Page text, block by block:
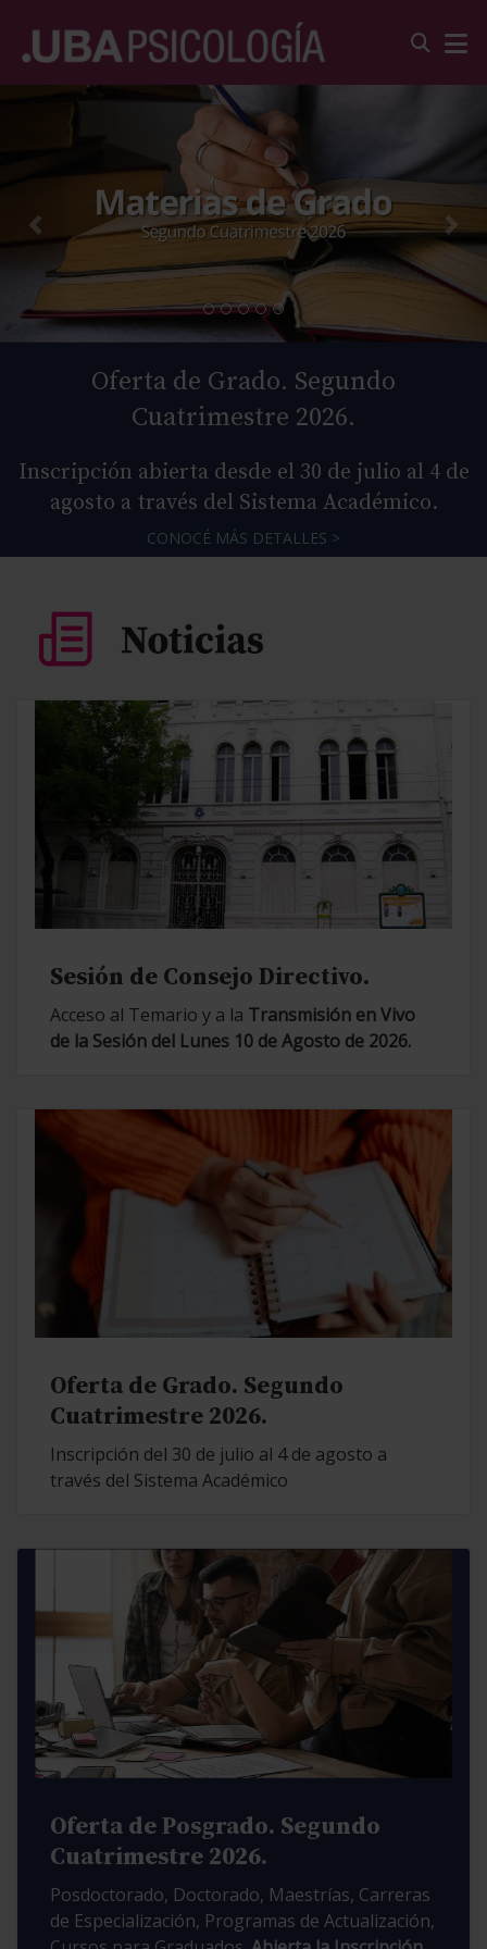
Oferta de Grado. Segundo
Cuatrimestre 2026.
Inscripción abierta desde el 30 de julio al 4 de
agosto a través del Sistema Académico.
CONOCÉ MÁS DETALLES >
Sesión de Consejo Directivo.
Acceso al Temario y a la Transmisión en Vivo
de la Sesión del Lunes 10 de Agosto de 2026.
Oferta de Grado. Segundo
Cuatrimestre 2026.
Inscripción del 30 de julio al 4 de agosto a
través del Sistema Académico
Oferta de Posgrado. Segundo
Cuatrimestre 2026.
Posdoctorado, Doctorado, Maestrías, Carreras
de Especialización, Programas de Actualización,